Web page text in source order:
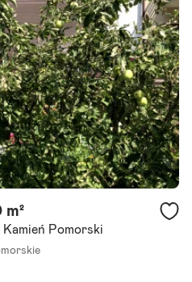
po kapitalnym remoncie Kamień P
o mieszkaniu blisko Bałtyk
konieczności dodatkowych inwes
ogłoszenia
Pomorski